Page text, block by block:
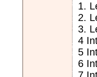
1.
2.
3.
4
5
6